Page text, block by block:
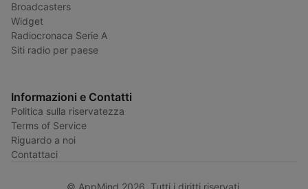
Broadcasters
Widget
Radiocronaca Serie A
Siti radio per paese
Informazioni e Contatti
Politica sulla riservatezza
Terms of Service
Riguardo a noi
Contattaci
© AppMind 2026. Tutti i diritti riservati.